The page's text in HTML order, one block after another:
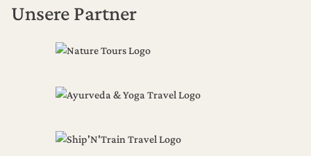
Unsere Partner